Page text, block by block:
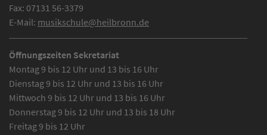
Fax: 07131 56-3379
E-Mail: musikschule@heilbronn.de
Öffnungszeiten Sekretariat
Montag 9 bis 12 Uhr und 13 bis 16 Uhr
Dienstag 9 bis 12 Uhr und 13 bis 16 Uhr
Mittwoch 9 bis 12 Uhr und 13 bis 16 Uhr
Donnerstag 9 bis 12 Uhr und 13 bis 18 Uhr
Freitag 9 bis 12 Uhr